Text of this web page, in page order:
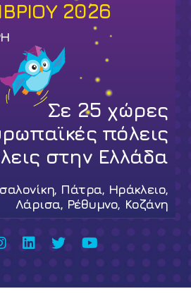
2026
Σε 25 χώρες
πόλεις
στην Ελλάδα
Πάτρα, Ηράκλειο,
Λάρισα, Ρέθυμνο, Κοζάνη